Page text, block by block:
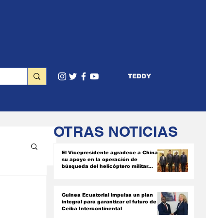
TEDDY
OTRAS NOTICIAS
El Vicepresidente agradece a China
su apoyo en la operación de
búsqueda del helicóptero militar
Guinea Ecuatorial impulsa un plan
integral para garantizar el futuro de
Ceiba Intercontinental